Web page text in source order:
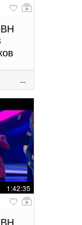
...
1:42:35